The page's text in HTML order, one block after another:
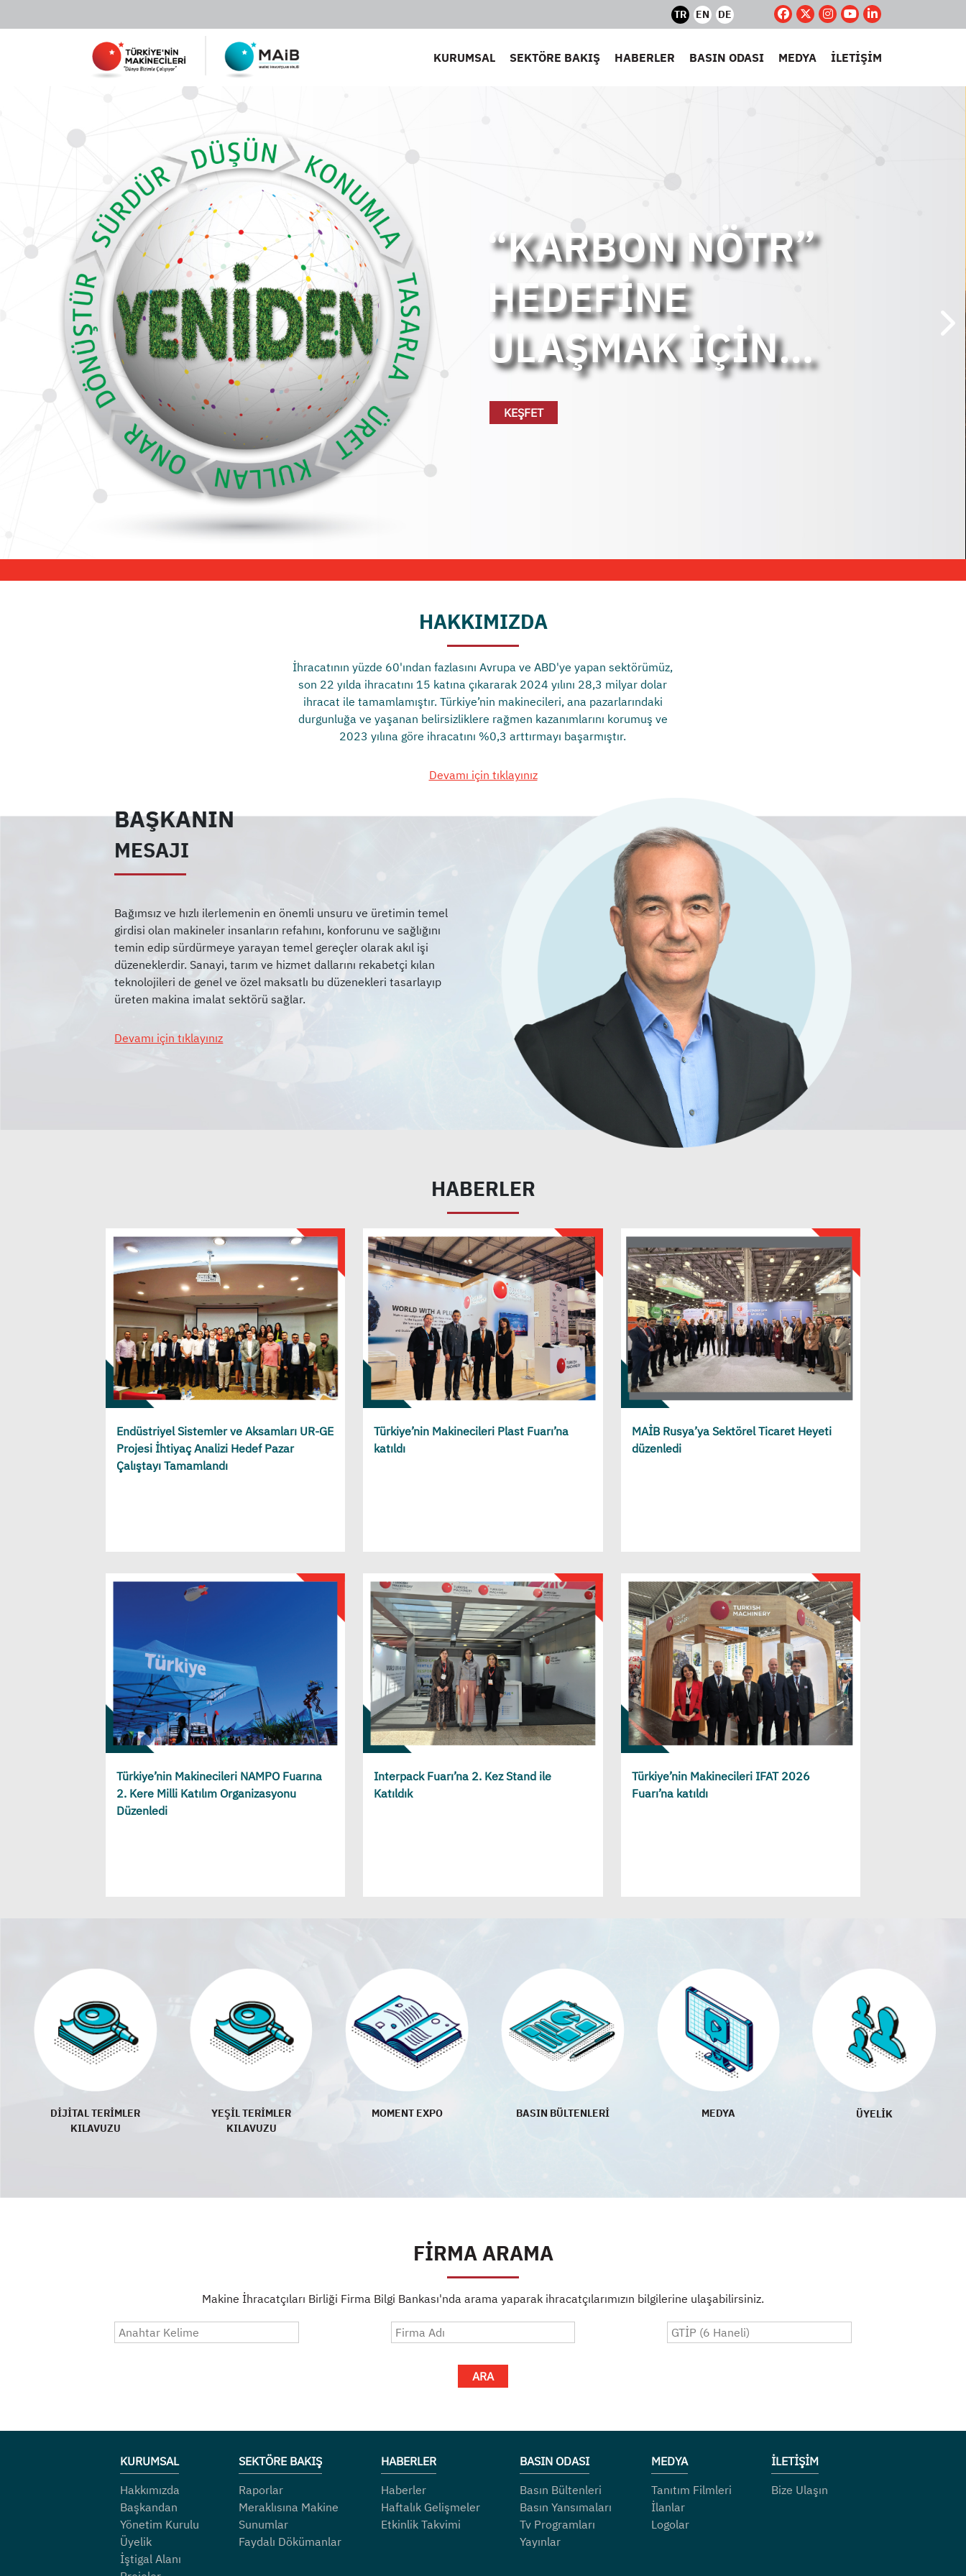
TR EN DE
KURUMSAL SEKTÖRE BAKIŞ HABERLER BASIN ODASI MEDYA İLETİŞİM
HER ŞEYİN
BAŞLADIĞI
BU TOPRAKLAR
HAKKIMIZDA
İhracatının yüzde 60'ından fazlasını Avrupa ve ABD'ye yapan sektörümüz,
son 22 yılda ihracatını 15 katına çıkararak 2024 yılını 28,3 milyar dolar
ihracat ile tamamlamıştır. Türkiye’nin makinecileri, ana pazarlarındaki
durgunluğa ve yaşanan belirsizliklere rağmen kazanımlarını korumuş ve
2023 yılına göre ihracatını %0,3 arttırmayı başarmıştır.
Devamı için tıklayınız
BAŞKANIN
MESAJI
Bağımsız ve hızlı ilerlemenin en önemli unsuru ve üretimin temel
girdisi olan makineler insanların refahını, konforunu ve sağlığını
temin edip sürdürmeye yarayan temel gereçler olarak akıl işi
düzeneklerdir. Sanayi, tarım ve hizmet dallarını rekabetçi kılan
teknolojileri de genel ve özel maksatlı bu düzenekleri tasarlayıp
Devamı için tıklayınız
HABERLER
Endüstriyel Sistemler ve Aksamları UR-GE
Projesi İhtiyaç Analizi Hedef Pazar
Çalıştayı Tamamlandı
Türkiye’nin Makinecileri Plast Fuarı’na
katıldı
MAİB Rusya’ya Sektörel Ticaret Heyeti
düzenledi
Türkiye’nin Makinecileri NAMPO Fuarına
2. Kere Milli Katılım Organizasyonu
Düzenledi
Interpack Fuarı’na 2. Kez Stand ile
Katıldık
Türkiye’nin Makinecileri IFAT 2026
Fuarı’na katıldı
DİJİTAL TERİMLER
KILAVUZU
YEŞİL TERİMLER
KILAVUZU
MOMENT EXPO BASIN BÜLTENLERİ MEDYA ÜYELİK
FİRMA ARAMA
Makine İhracatçıları Birliği Firma Bilgi Bankası'nda arama yaparak ihracatçılarımızın bilgilerine ulaşabilirsiniz.
ARA
KURUMSAL
Hakkımızda
Başkandan
Yönetim Kurulu
Üyelik
İştigal Alanı
SEKTÖRE BAKIŞ
Raporlar
Meraklısına Makine
Sunumlar
Faydalı Dökümanlar
HABERLER
Haberler
Haftalık Gelişmeler
Etkinlik Takvimi
BASIN ODASI
Basın Bültenleri
Basın Yansımaları
Tv Programları
Yayınlar
MEDYA
Tanıtım Filmleri
İlanlar
Logolar
İLETİŞİM
Bize Ulaşın